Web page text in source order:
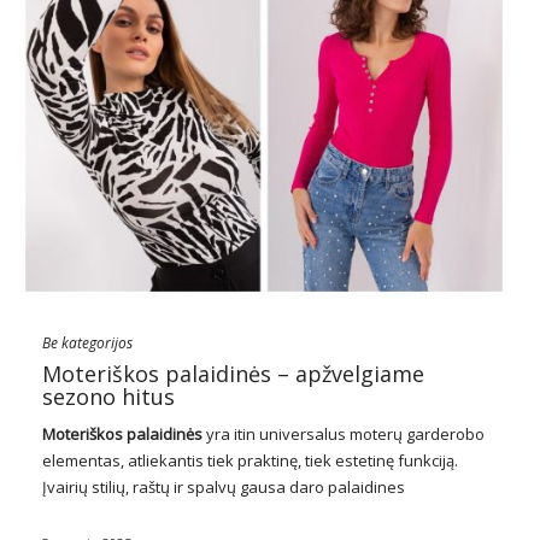
Be kategorijos
Moteriškos palaidinės – apžvelgiame
sezono hitus
Moteriškos palaidinėsyra itin universalus moterų garderobo
elementas, atliekantis tiek praktinę, tiek estetinę funkciją.
Įvairių stilių, raštų ir spalvų gausa daro palaidines